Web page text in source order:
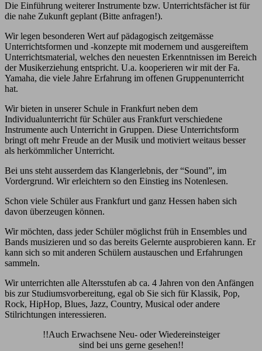
Die Einführung weiterer Instrumente bzw. Unterrichtsfächer ist für
die nahe Zukunft geplant (Bitte anfragen!).
Wir legen besonderen Wert auf pädagogisch zeitgemässe
Unterrichtsformen und -konzepte mit modernem und ausgereiftem
Unterrichtsmaterial, welches den neuesten Erkenntnissen im Bereich
der Musikerziehung entspricht. U.a. kooperieren wir mit der Fa.
Yamaha, die viele Jahre Erfahrung im offenen Gruppenunterricht
hat.
Wir bieten in unserer Schule in Frankfurt neben dem
Individualunterricht für Schüler aus Frankfurt verschiedene
Instrumente auch Unterricht in Gruppen. Diese Unterrichtsform
bringt oft mehr Freude an der Musik und motiviert weitaus besser
als herkömmlicher Unterricht.
Bei uns steht ausserdem das Klangerlebnis, der “Sound”, im
Vordergrund. Wir erleichtern so den Einstieg ins Notenlesen.
Schon viele Schüler aus Frankfurt und ganz Hessen haben sich
davon überzeugen können.
Wir möchten, dass jeder Schüler möglichst früh in Ensembles und
Bands musizieren und so das bereits Gelernte ausprobieren kann. Er
kann sich so mit anderen Schülern austauschen und Erfahrungen
sammeln.
Wir unterrichten alle Altersstufen ab ca. 4 Jahren von den Anfängen
bis zur Studiumsvorbereitung, egal ob Sie sich für Klassik, Pop,
Rock, HipHop, Blues, Jazz, Country, Musical oder andere
Stilrichtungen interessieren.
!!Auch Erwachsene Neu- oder Wiedereinsteiger
sind bei uns gerne gesehen!!